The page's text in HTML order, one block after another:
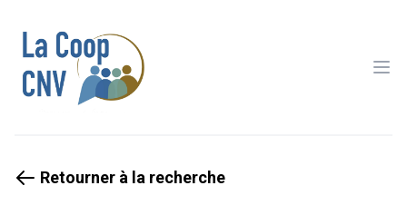
Retourner à la recherche